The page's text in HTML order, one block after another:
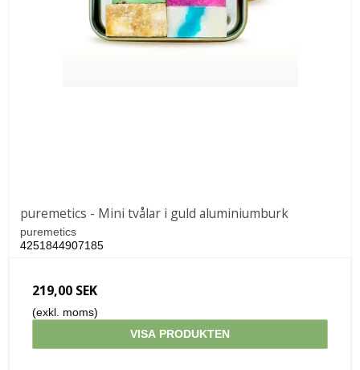
puremetics - Mini tvålar i guld aluminiumburk
puremetics
4251844907185
219,00 SEK
(exkl. moms)
VISA PRODUKTEN